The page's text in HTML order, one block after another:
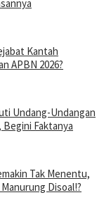
Kantah
APBN 2026?
Undang-Undangan
Faktanya
Tak Menentu,
Disoal!?